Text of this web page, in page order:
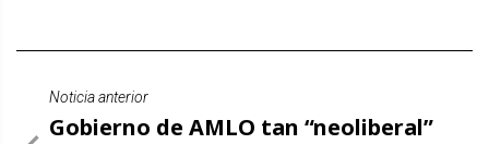
Noticia anterior
Gobierno de AMLO tan “neoliberal”